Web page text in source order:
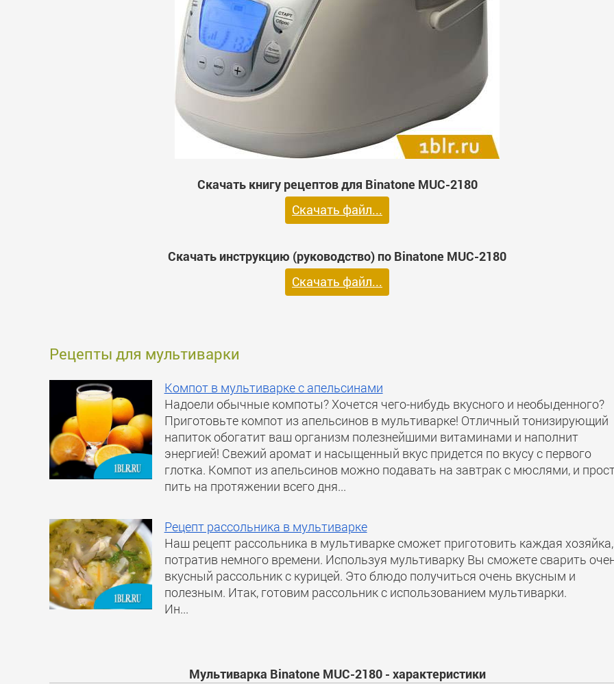
Скачать книгу рецептов для Binatone MUC-2180
Скачать файл...
Скачать инструкцию (руководство) по Binatone MUC-2180
Скачать файл...
Рецепты для мультиварки
Компот в мультиварке с апельсинами
Надоели обычные компоты? Хочется чего-нибудь вкусного и необыденного?
Приготовьте компот из апельсинов в мультиварке! Отличный тонизирующий
напиток обогатит ваш организм полезнейшими витаминами и наполнит
энергией! Свежий аромат и насыщенный вкус придется по вкусу с первого
глотка. Компот из апельсинов можно подавать на завтрак с мюслями, и
пить на протяжении всего дня...
Рецепт рассольника в мультиварке
Наш рецепт рассольника в мультиварке сможет приготовить каждая хозяйка,
потратив немного времени. Используя мультиварку Вы сможете сварить
вкусный рассольник с курицей. Это блюдо получиться очень вкусным и
полезным. Итак, готовим рассольник с использованием мультиварки.
Ин...
Мультиварка Binatone MUC-2180 - характеристики